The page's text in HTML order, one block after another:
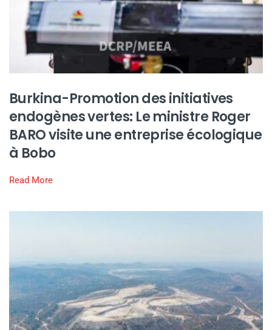
Burkina-Promotion des initiatives
endogènes vertes: Le ministre Roger
BARO visite une entreprise écologique
à Bobo
Read More